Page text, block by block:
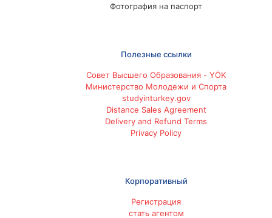
Фотография на паспорт
Полезные ссылки
Совет Высшего Образования - YÖK
Министерство Молодежи и Спорта
studyinturkey.gov
Distance Sales Agreement
Delivery and Refund Terms
Privacy Policy
Корпоративный
Регистрация
стать агентом